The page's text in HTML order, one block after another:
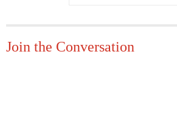
Join the Conversation